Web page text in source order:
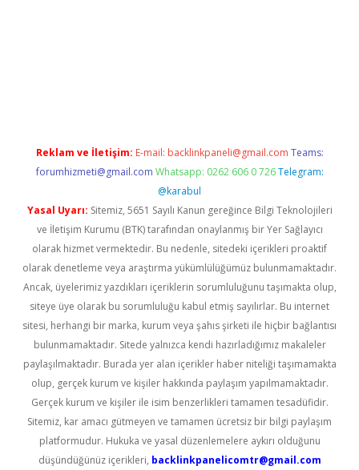
Reklam ve İletişim: E-mail: backlinkpaneli@gmail.com Teams:
forumhizmeti@gmail.com Whatsapp: 0262 606 0 726 Telegram:
@karabul
Yasal Uyarı: Sitemiz, 5651 Sayılı Kanun gereğince Bilgi Teknolojileri
ve İletişim Kurumu (BTK) tarafından onaylanmış bir Yer Sağlayıcı
olarak hizmet vermektedir. Bu nedenle, sitedeki içerikleri proaktif
olarak denetleme veya araştırma yükümlülüğümüz bulunmamaktadır.
Ancak, üyelerimiz yazdıkları içeriklerin sorumluluğunu taşımakta olup,
siteye üye olarak bu sorumluluğu kabul etmiş sayılırlar. Bu internet
sitesi, herhangi bir marka, kurum veya şahıs şirketi ile hiçbir bağlantısı
bulunmamaktadır. Sitede yalnızca kendi hazırladığımız makaleler
paylaşılmaktadır. Burada yer alan içerikler haber niteliği taşımamakta
olup, gerçek kurum ve kişiler hakkında paylaşım yapılmamaktadır.
Gerçek kurum ve kişiler ile isim benzerlikleri tamamen tesadüfidir.
Sitemiz, kar amacı gütmeyen ve tamamen ücretsiz bir bilgi paylaşım
platformudur. Hukuka ve yasal düzenlemelere aykırı olduğunu
düşündüğünüz içerikleri, backlinkpanelicomtr@gmail.com